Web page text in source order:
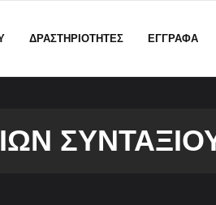
ΔΡΑΣΤΗΡΙΟΤΗΤΕΣ ΕΓΓΡΑΦΑ